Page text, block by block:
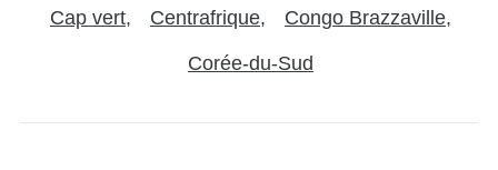
Cap vert Centrafrique Congo Brazzaville
Corée-du-Sud